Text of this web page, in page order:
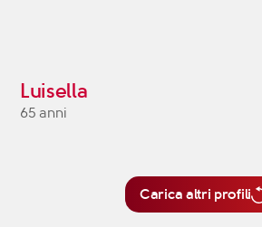
Luisella
65 anni
Carica altri profili